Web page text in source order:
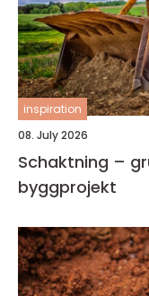
inspiration
08. July 2026
Schaktning –
byggprojekt